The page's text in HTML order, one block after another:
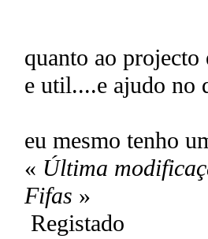
quanto ao projecto
e util....e ajudo no
eu mesmo tenho
« Última
Fifas »
Registado